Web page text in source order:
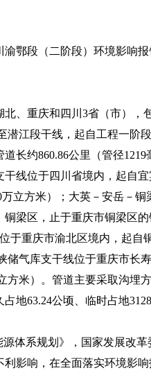
段（二阶段）环境影响报
重庆和四川3省（市），
潜江段干线，起自工程一阶
长约860.86公里（管径
线位于四川省境内，起自
立方米）；大英－安岳－
梁区，止于重庆市铜梁区
于重庆市渝北区境内，起自
储气库支干线位于重庆市长
方米）。管道主要采取沟埋
地63.24公顷、临时占地
系规划》，国家发展改革
影响，在全面落实环境影